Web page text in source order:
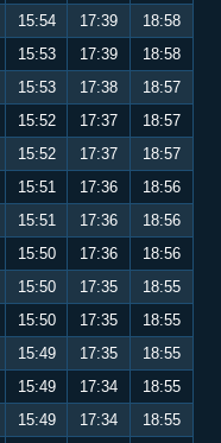
15:54 17:39
18:58
15:53 17:39
18:58
15:53 17:38
18:57
15:52 17:37
18:57
15:52 17:37
18:57
15:51 17:36
18:56
15:51 17:36
18:56
15:50 17:36
18:56
15:50 17:35
18:55
15:50 17:35
18:55
15:49 17:35
18:55
15:49 17:34
18:55
15:49 17:34 18:55